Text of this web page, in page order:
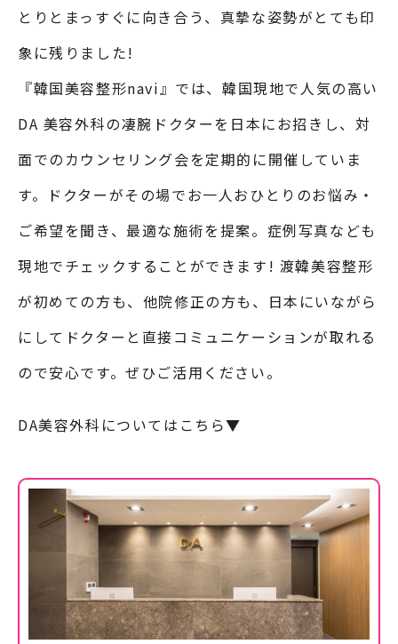
とりとまっすぐに向き合う、真摯な姿勢がとても印
象に残りました!
『韓国美容整形navi』では、韓国現地で人気の高い
DA 美容外科の凄腕ドクターを日本にお招きし、対
面でのカウンセリング会を定期的に開催していま
す。ドクターがその場でお一人おひとりのお悩み・
ご希望を聞き、最適な施術を提案。症例写真なども
現地でチェックすることができます! 渡韓美容整形
が初めての方も、他院修正の方も、日本にいながら
にしてドクターと直接コミュニケーションが取れる
ので安心です。ぜひご活用ください。
DA美容外科についてはこちら▼